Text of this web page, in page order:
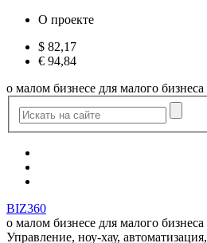
О проекте
$ 82,17
€ 94,84
о малом бизнесе для малого бизнеса
BIZ360
о малом бизнесе для малого бизнеса
Управление, ноу-хау, автоматизация,